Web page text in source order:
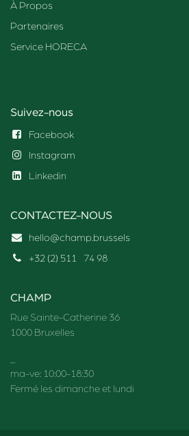
À Propos
Partenaires
Service HORECA
Suivez-nous
Facebook
Instagram
Linkedin
CONTACTEZ-NOUS
hello@champ.brussels
+32 (2) 511 74 98
CHAMP
Rue Sainte-Catherine 36
1000 Bruxelles
ma-ve: 10:00-18:30
Fermé les dimanche et lundi